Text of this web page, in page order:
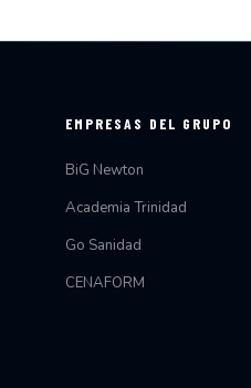
EMPRESAS DEL GRUPO
BiG Newton
Academia Trinidad
Go Sanidad
CENAFORM